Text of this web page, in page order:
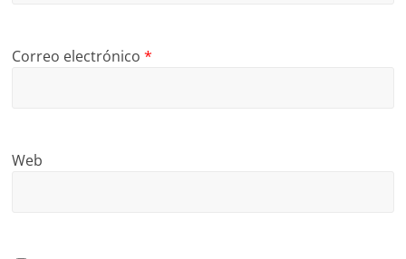
Correo electrónico*
Web